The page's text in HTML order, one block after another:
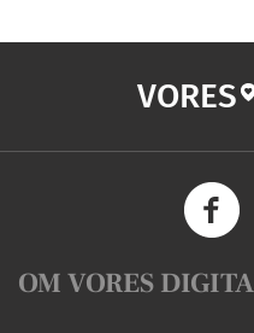
VORES
OM VORES